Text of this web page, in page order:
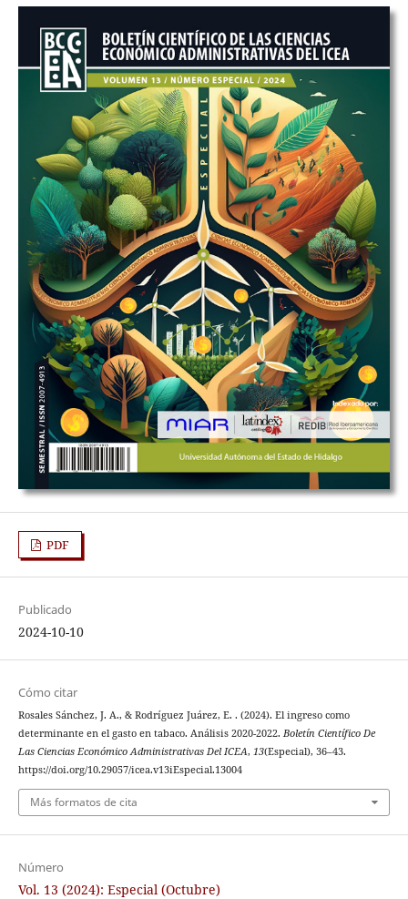
PDF
Publicado
2024-10-10
Cómo citar
Rosales Sánchez, J. A., & Rodríguez Juárez, E. . (2024). El ingreso como
determinante en el gasto en tabaco. Análisis 2020-2022. Boletín Científico De
Las Ciencias Económico Administrativas Del ICEA, 13(Especial), 36–43.
https://doi.org/10.29057/icea.v13iEspecial.13004
Más formatos de cita
Número
Vol. 13 (2024): Especial (Octubre)